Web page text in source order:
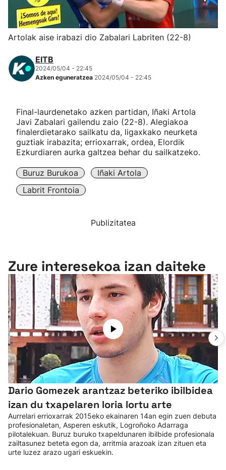
Herri-kirolak
Eskubaloia
Kirolak 360
Mendi-lasterketak
Kirol gehiago
"Helmuga"
Artolak aise irabazi dio Zabalari Labriten (22-8)
EITB
2024/05/04 - 22:45
Azken eguneratzea 2024/05/04 - 22:45
Final-laurdenetako azken partidan, Iñaki Artola
Javi Zabalari gailendu zaio (22-8). Alegiakoa
finalerdietarako sailkatu da, ligaxkako neurketa
guztiak irabazita; errioxarrak, ordea, Elordik
Ezkurdiaren aurka galtzea behar du sailkatzeko.
Buruz Burukoa
Iñaki Artola
Labrit Frontoia
Publizitatea
Zure interesekoa izan daiteke
Dario Gomezek arantzaz beteriko ibilbidea
izan du txapelaren loria lortu arte
Aurrelari errioxarrak 2015eko ekainaren 14an egin zuen debuta
profesionaletan, Asperen eskutik, Logroñoko Adarraga
pilotalekuan. Buruz buruko txapeldunaren ibilbide profesionala
zailtasunez beteta egon da, arritmia arazoak izan zituen eta
urte luzez arazo ugari eskuekin.